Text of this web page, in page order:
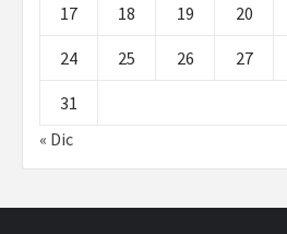
17 18 19 20
24 25 26 27
31
« Dic